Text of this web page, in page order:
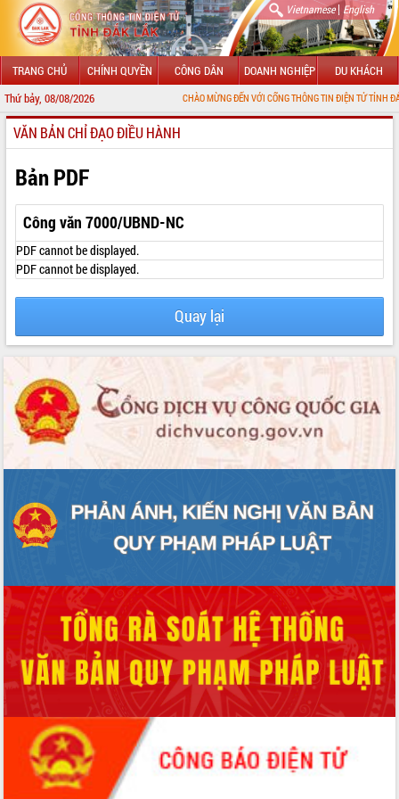
Vietnamese| English
TRANG CHỦ CHÍNH QUYỀN CÔNG DÂN DOANH NGHIỆP DU KHÁCH
Thứ bảy, 08/08/2026 CHÀO MỪNG ĐẾN VỚI CỔNG THÔNG TIN ĐIỆN TỬ TỈNH ĐẮK LẮK
GIỚI THIỆU
LÃNH ĐẠO UBND TỈNH
TIN TỨC SỰ KIỆN
SỞ, BAN, NGÀNH
UBND CÁC XÃ, PHƯỜNG
HỆ THỐNG VĂN BẢN
VĂN BẢN HĐND TỈNH
ĐIỂM TIN VĂN BẢN
QUY HOẠCH - KẾ HOẠCH
VĂN BẢN CHỈ ĐẠO ĐIỀU HÀNH
Bản PDF
Công văn 7000/UBND-NC
PDF cannot be displayed.
PDF cannot be displayed.
Quay lại